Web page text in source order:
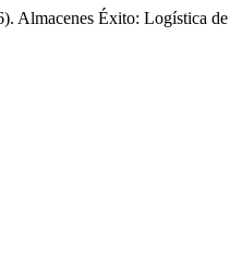
Almacenes Éxito: Logística